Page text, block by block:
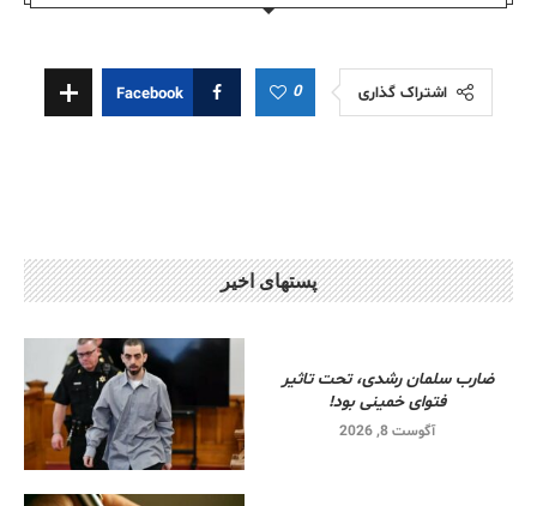
اشتراک گذاری 0
Facebook
پستهای اخیر
ضارب سلمان رشدی، تحت تاثیر
فتوای خمینی بود!
آگوست 8, 2026